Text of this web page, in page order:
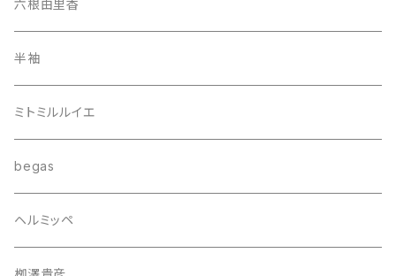
六根由里香
半袖
ミトミルルイエ
begas
ヘルミッペ